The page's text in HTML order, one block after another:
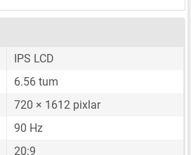
IPS LCD
6.56 tum
720 × 1612 pixlar
90 Hz
20:9